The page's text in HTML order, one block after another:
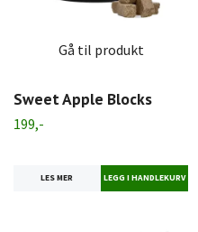
Gå til produkt
Sweet Apple Blocks
199,-
LES MER